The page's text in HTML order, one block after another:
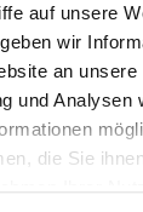
auf unsere
wir
an
und Analysen
die Sie
Fabian